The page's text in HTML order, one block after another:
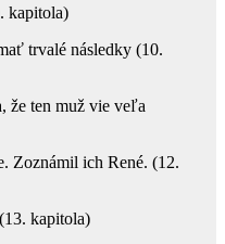
kapitola)
trvalé následky (10.
že ten muž vie veľa
Zoznámil ich René. (12.
kapitola)